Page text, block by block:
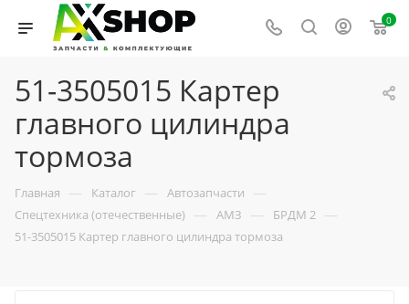
0
51-3505015 Картер
главного цилиндра
тормоза
Главная — Каталог — Автозапчасти —
Спецтехника (отечественные) — АМЗ — БРДМ 2 —
51-3505015 Картер главного цилиндра тормоза